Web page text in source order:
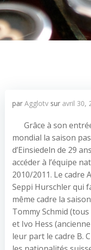
par Agglotv sur avril 30,
Grâce à son
mondial la saison
d’Einsiedeln de 29
accéder à l’équipe
2010/2011. Le cadre
Seppi Hurschler qui
même cadre la
Tommy Schmid
et Ivo Hess
leur part le cadre B.